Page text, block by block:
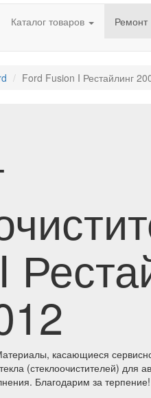
Каталог товаров Ремонт
Ford Fusion I Рестайлинг
касающиеся
(стеклоочистителей) для
Благодарим за терпение!